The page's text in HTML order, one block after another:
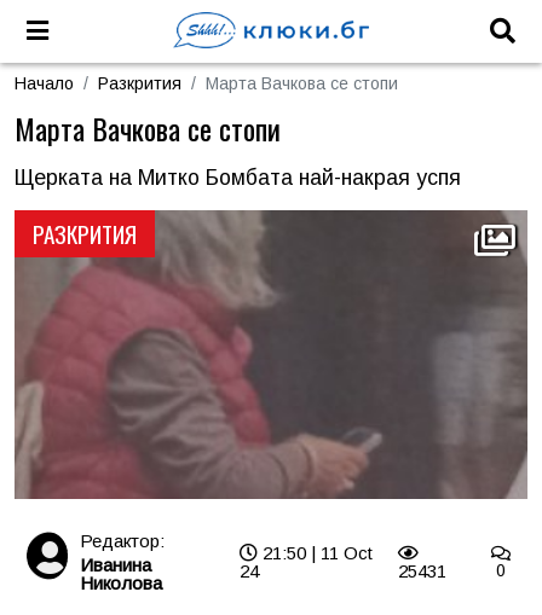
Начало Разкрития Марта Вачкова се стопи
РАЗКРИТИЯ
Марта Вачкова се стопи
Щерката на Митко Бомбата най-накрая успя
Редактор:
Иванина
Николова
21:50 | 11 Oct
24
25431 0